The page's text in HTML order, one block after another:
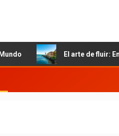
El arte de fluir: Entre echar